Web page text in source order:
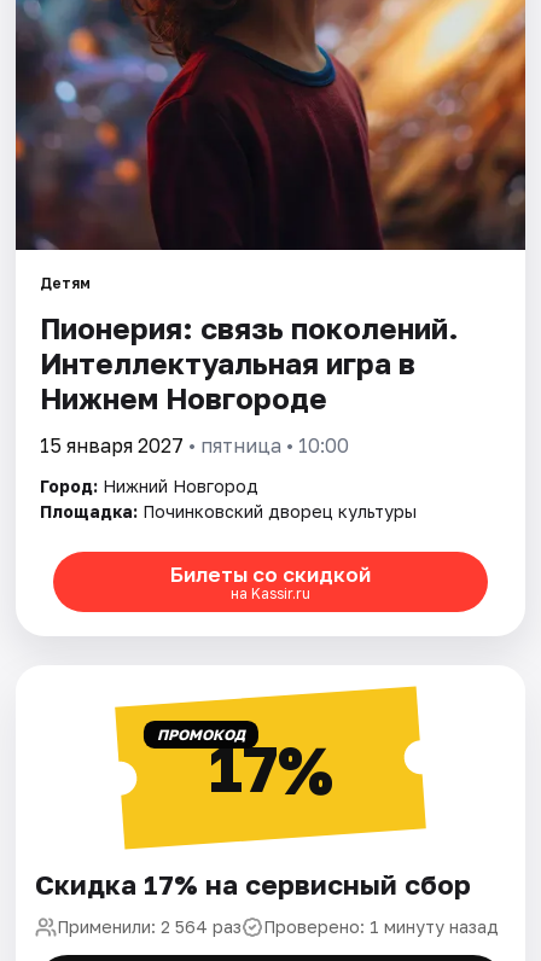
Рейтинги
Детям
Пионерия: связь поколений.
Интеллектуальная игра в
Нижнем Новгороде
15 января 2027 • пятница • 10:00
Город: Нижний Новгород
Площадка: Починковский дворец культуры
Билеты со скидкой
на Kassir.ru
ПРОМОКОД17%
Скидка 17% на сервисный сбор
Применили: 2 564 раз Проверено: 1 минуту назад